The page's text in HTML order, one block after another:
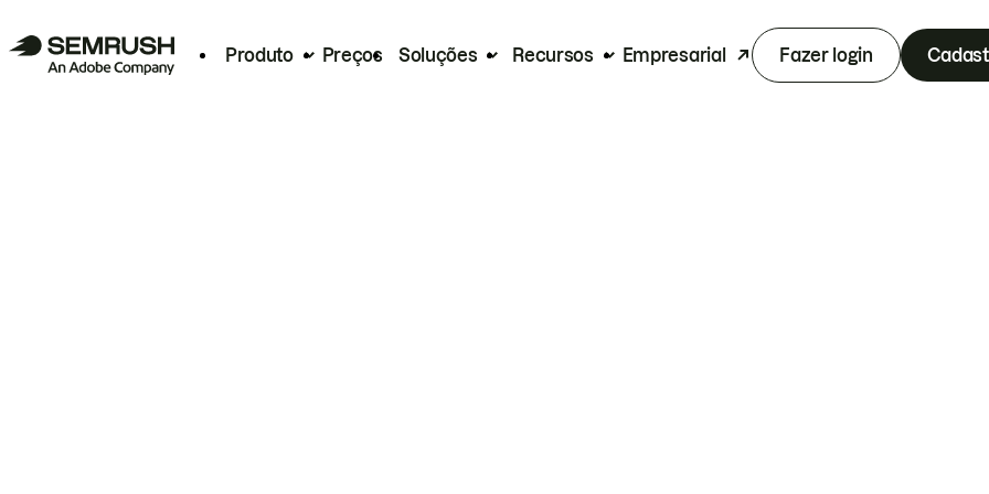
Produto Preços Soluções Recursos Empresarial Fazer login